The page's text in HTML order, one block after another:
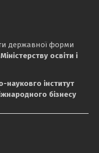
державної форми
Міністерству освіти і
науковго інститут
бізнесу